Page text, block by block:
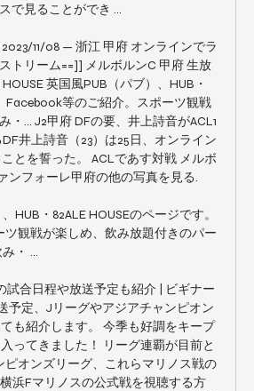
で見ることができ ...
11/08 — 浙江 甲府 オンラインでラ
トリーム==]] メルボルンC 甲府 生放
英国風PUB（パブ）、HUB・
Facebook等のご紹介。スポーツ観戦
... J2甲府 DFの要、井上詩音がACL1
井上詩音（23）は25日、オンライン
とを誓った。 ACLであす対戦 メルボ
ンフォーレ甲府の他の写真を見る.
HUB・82ALE HOUSEのページです。
観戦が楽しめ、飲み放題付きのパー
・ ...
合日程や放送予定も紹介 | ビギナー
予定、Jリーグやアジアチャンピオン
も紹介します。 今季も好調をキープ
ってきました！ リーグ連覇が目前と
オンズリーグ、これらマリノス戦の
浜Fマリノスの公式戦を視聴する方